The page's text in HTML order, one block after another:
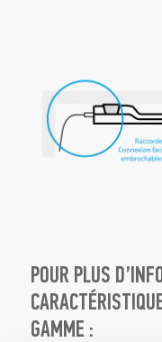
POUR PLUS
GAMME :